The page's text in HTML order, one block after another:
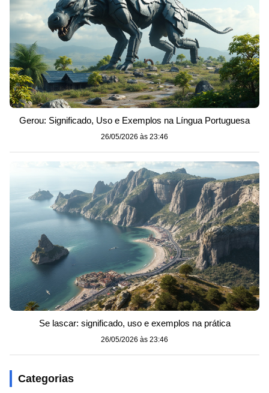
Gerou: Significado, Uso e Exemplos na Língua Portuguesa
26/05/2026 às 23:46
Se lascar: significado, uso e exemplos na prática
26/05/2026 às 23:46
Categorias